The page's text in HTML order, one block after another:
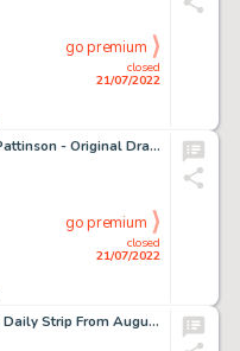
closed
21/07/2022
go premium
The Batman: Robert Pattinson - Original Drawing - Diego Septiembre - Signed (DS) - Original Artwork
closed
21/07/2022
go premium
Terry And The Pirates Daily Strip From August 28th 1971 - By George Wunder - Signed - Original Art Page - Pen & Ink - Page volante - Exemplaire unique - (1971)